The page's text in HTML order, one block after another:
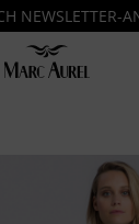
NEWSLETTER-